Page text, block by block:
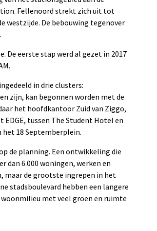
Fellenoord strekt zich uit tot
westzijde. De bebouwing tegenover
De eerste stap werd al gezet in 2017
in drie clusters:
zijn, kan begonnen worden met de
het hoofdkantoor Zuid van Ziggo,
tussen The Student Hotel en
18 Septemberplein.
de planning. Een ontwikkeling die
dan 6.000 woningen, werken en
maar de grootste ingrepen in het
stadsboulevard hebben een langere
met veel groen en ruimte